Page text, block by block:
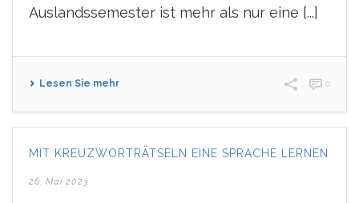
Auslandssemester ist mehr als nur eine [...]
Lesen Sie mehr 0
MIT KREUZWORTRÄTSELN EINE SPRACHE LERNEN
26. Mai 2023